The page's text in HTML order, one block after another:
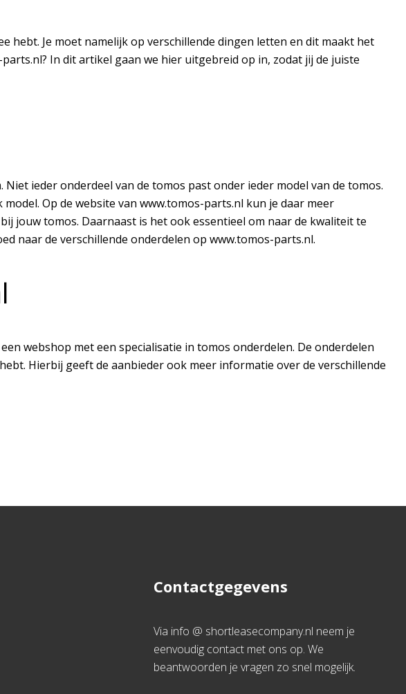
hebt. Je moet namelijk op verschillende dingen letten en dit maakt het
In dit artikel gaan we hier uitgebreid op in, zodat jij de juiste
ieder onderdeel van de tomos past onder ieder model van de tomos.
Op de website van www.tomos-parts.nl kun je daar meer
jouw tomos. Daarnaast is het ook essentieel om naar de kwaliteit te
naar de verschillende onderdelen op www.tomos-parts.nl.
webshop met een specialisatie in tomos onderdelen. De onderdelen
Hierbij geeft de aanbieder ook meer informatie over de verschillende
Contactgegevens
Via info @ shortleasecompany.nl neem je
eenvoudig contact met ons op. We
beantwoorden je vragen zo snel mogelijk.